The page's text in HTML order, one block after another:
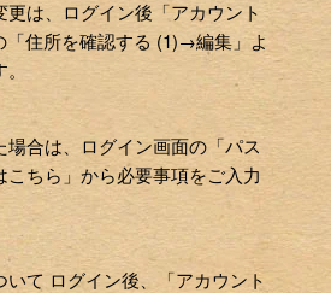
更は、ログイン後「アカウント
「住所を確認する (1)→編集」よ
合は、ログイン画面の「パス
こちら」から必要事項をご入力
て ログイン後、「アカウント